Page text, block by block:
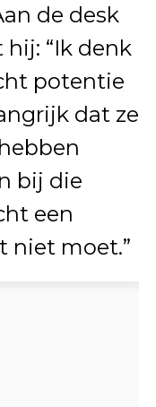
de desk
“Ik denk
potentie
dat ze
bij die
een
niet moet.”